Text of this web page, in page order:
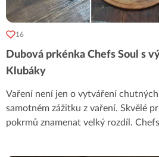
16
Dubová prkénka Chefs Soul s
Klubáky
Vaření není jen o vytváření
samotném zážitku z vaření. Skvělé
pokrmů znamenat velký rozdíl.